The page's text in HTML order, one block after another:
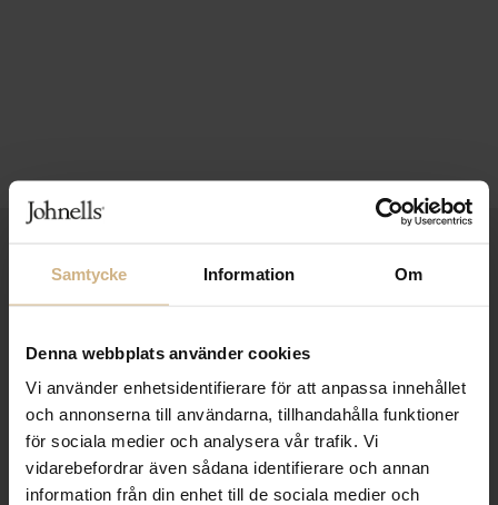
Samtycke Information Om
Denna webbplats använder cookies
Vi använder enhetsidentifierare för att anpassa innehållet
och annonserna till användarna, tillhandahålla funktioner
för sociala medier och analysera vår trafik. Vi
vidarebefordrar även sådana identifierare och annan
information från din enhet till de sociala medier och
Håll dig uppdaterad
PRENUMERERA PÅ VÅRT NYHETSBREV